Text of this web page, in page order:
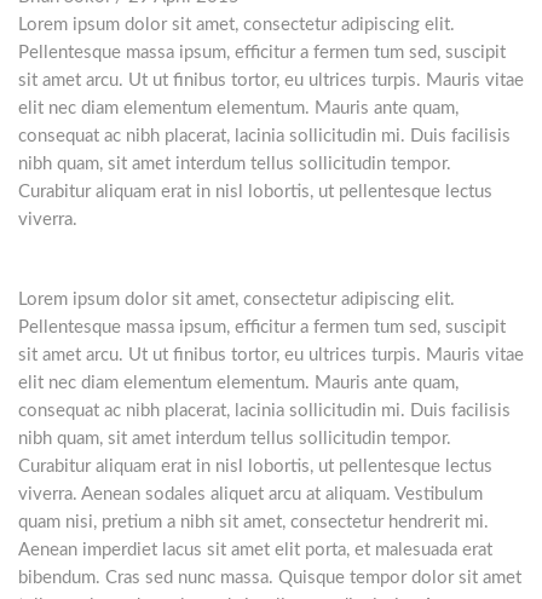
Lorem ipsum dolor sit amet, consectetur adipiscing elit.
Pellentesque massa ipsum, efficitur a fermen tum sed, suscipit
sit amet arcu. Ut ut finibus tortor, eu ultrices turpis. Mauris vitae
elit nec diam elementum elementum. Mauris ante quam,
consequat ac nibh placerat, lacinia sollicitudin mi. Duis facilisis
nibh quam, sit amet interdum tellus sollicitudin tempor.
Curabitur aliquam erat in nisl lobortis, ut pellentesque lectus
viverra.
Lorem ipsum dolor sit amet, consectetur adipiscing elit.
Pellentesque massa ipsum, efficitur a fermen tum sed, suscipit
sit amet arcu. Ut ut finibus tortor, eu ultrices turpis. Mauris vitae
elit nec diam elementum elementum. Mauris ante quam,
consequat ac nibh placerat, lacinia sollicitudin mi. Duis facilisis
nibh quam, sit amet interdum tellus sollicitudin tempor.
Curabitur aliquam erat in nisl lobortis, ut pellentesque lectus
viverra. Aenean sodales aliquet arcu at aliquam. Vestibulum
quam nisi, pretium a nibh sit amet, consectetur hendrerit mi.
Aenean imperdiet lacus sit amet elit porta, et malesuada erat
bibendum. Cras sed nunc massa. Quisque tempor dolor sit amet